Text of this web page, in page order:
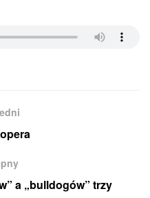
a „bulldogów” trzy